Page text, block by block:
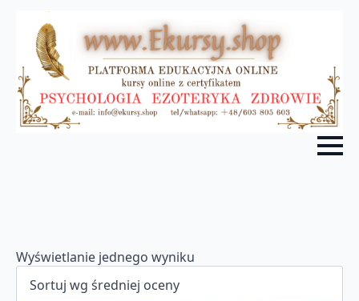
Wyświetlanie jednego wyniku